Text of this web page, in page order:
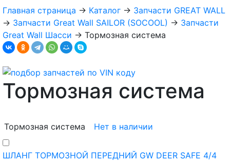
Главная страница → Каталог → Запчасти GREAT WALL
→ Запчасти Great Wall SAILOR (SOCOOL) → Запчасти
Great Wall Шасси → Тормозная система
Тормозная система
Тормозная система Нет в наличии
ШЛАНГ ТОРМОЗНОЙ ПЕРЕДНИЙ GW DEER SAFE 4/4